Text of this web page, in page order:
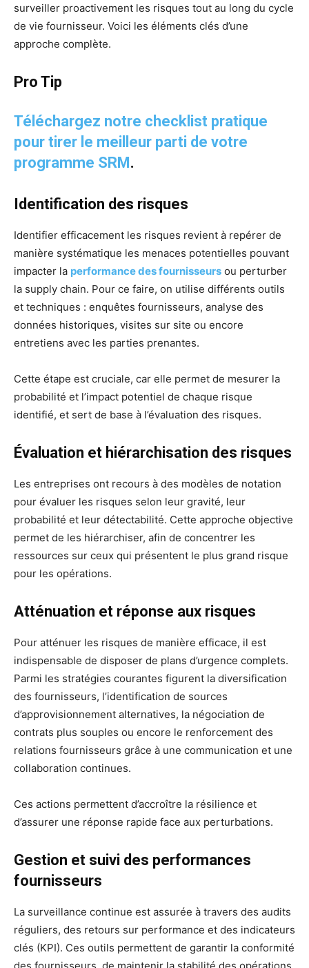
surveiller proactivement les risques tout au long du cycle
de vie fournisseur. Voici les éléments clés d’une
approche complète.
Pro Tip
Téléchargez notre checklist pratique
pour tirer le meilleur parti de votre
programme SRM.
Identification des risques
Identifier efficacement les risques revient à repérer de
manière systématique les menaces potentielles pouvant
impacter la performance des fournisseurs ou perturber
la supply chain. Pour ce faire, on utilise différents outils
et techniques : enquêtes fournisseurs, analyse des
données historiques, visites sur site ou encore
entretiens avec les parties prenantes.
Cette étape est cruciale, car elle permet de mesurer la
probabilité et l’impact potentiel de chaque risque
identifié, et sert de base à l’évaluation des risques.
Évaluation et hiérarchisation des risques
Les entreprises ont recours à des modèles de notation
pour évaluer les risques selon leur gravité, leur
probabilité et leur détectabilité. Cette approche objective
permet de les hiérarchiser, afin de concentrer les
ressources sur ceux qui présentent le plus grand risque
pour les opérations.
Atténuation et réponse aux risques
Pour atténuer les risques de manière efficace, il est
indispensable de disposer de plans d’urgence complets.
Parmi les stratégies courantes figurent la diversification
des fournisseurs, l’identification de sources
d’approvisionnement alternatives, la négociation de
contrats plus souples ou encore le renforcement des
relations fournisseurs grâce à une communication et une
collaboration continues.
Ces actions permettent d’accroître la résilience et
d’assurer une réponse rapide face aux perturbations.
Gestion et suivi des performances
fournisseurs
La surveillance continue est assurée à travers des audits
réguliers, des retours sur performance et des indicateurs
clés (KPI). Ces outils permettent de garantir la conformité